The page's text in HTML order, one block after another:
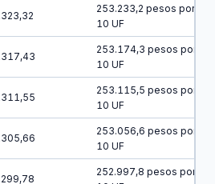
253.233,2 pesos por
10 UF
253.174,3 pesos por
10 UF
253.115,5 pesos por
10 UF
253.056,6 pesos por
10 UF
252.997,8 pesos por